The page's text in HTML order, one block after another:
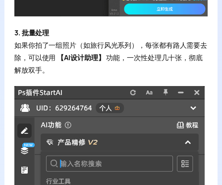
3. 批量处理
如果你拍了一组照片（如旅行风光系列），每张都有路人需要去
除，可以使用
【AI设计助理】 功能，一次性处理几十张，彻底
解放双手。